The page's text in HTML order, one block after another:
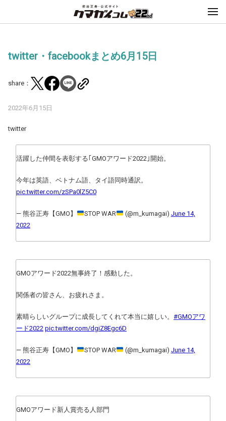
twitter・facebookまとめ6月15日
share：
2022年6月15日
twitter
活躍した仲間を表彰する｢GMOアワード2022｣開始。
今年は英語、ベトナム語、タイ語同時通訳。
pic.twitter.com/zSPa0lZ5C0
— 熊谷正寿【GMO】 STOP WAR (@m_kumagai) June 14,
2022
GMOアワード2022無事終了！感動した。
関係者の皆さん、お疲れさま。
素晴らしいグループに成長してくれて本当に嬉しい。 #GMOアワ
ード2022 pic.twitter.com/dgiZ8Egc6D
— 熊谷正寿【GMO】 STOP WAR (@m_kumagai) June 14,
2022
GMOアワード新人賞売る人部門